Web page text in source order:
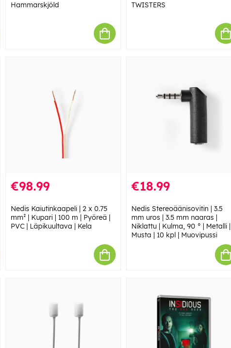
Hammarskjöld TWISTERS
€98.99
Nedis Kaiutinkaapeli | 2 x 0.75
mm² | Kupari | 100 m | Pyöreä |
PVC | Läpikuultava | Kela
€18.99
Nedis Stereoäänisovitin | 3.5
mm uros | 3.5 mm naaras |
Niklattu | Kulma, 90 ° | Metalli |
Musta | 10 kpl | Muovipussi